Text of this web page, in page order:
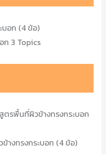
บอก (4 ข้อ)
ก 3 Topics
รพื้นที่ผิวข้างทรงกระบอก
างทรงกระบอก (4 ข้อ)